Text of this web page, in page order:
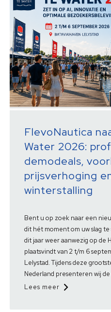
FlevoNautica
Water 2026:
demodeals,
prijsverhoging
winterstalling
Bent u op zoek naar een
dit hét moment om uw slag
dit jaar weer aanwezig op de
plaatsvindt van 2 t/m 6
Lelystad. Tijdens deze
Nederland presenteren wij
Lees meer